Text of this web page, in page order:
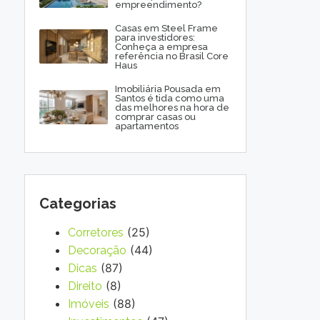
empreendimento?
Casas em Steel Frame
para investidores:
Conheça a empresa
referência no Brasil Core
Haus
Imobiliária Pousada em
Santos é tida como uma
das melhores na hora de
comprar casas ou
apartamentos
Categorias
Corretores (25)
Decoração (44)
Dicas (87)
Direito (8)
Imóveis (88)